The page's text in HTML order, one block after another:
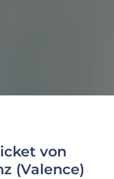
von
(Valence)